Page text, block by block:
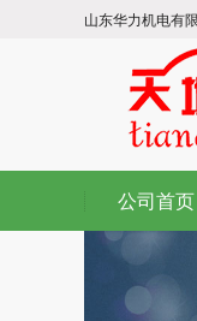
山东华力机电有
公司首页